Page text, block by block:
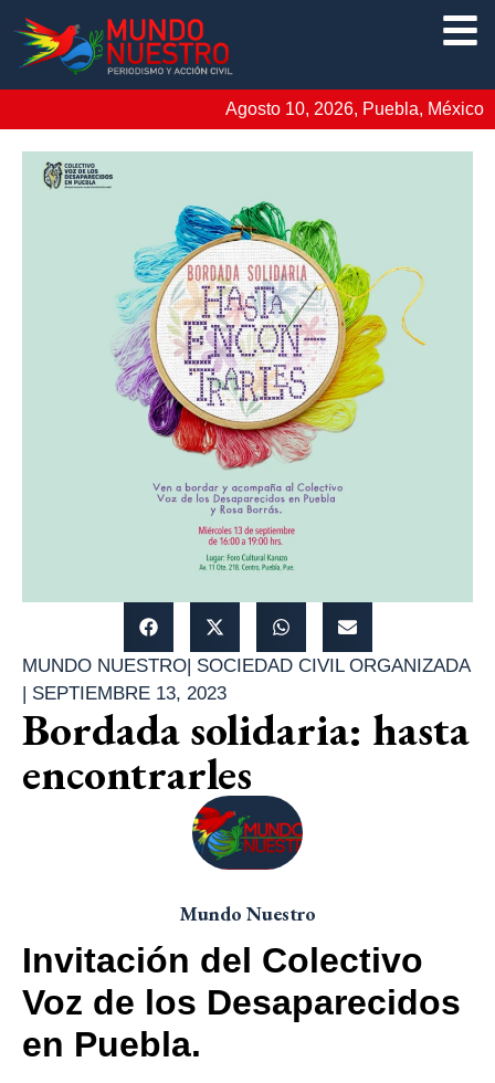
Agosto 10, 2026, Puebla, México
MUNDO NUESTRO| SOCIEDAD CIVIL ORGANIZADA
| SEPTIEMBRE 13, 2023
Bordada solidaria: hasta
encontrarles
Mundo Nuestro
Invitación del Colectivo
Voz de los Desaparecidos
en Puebla.